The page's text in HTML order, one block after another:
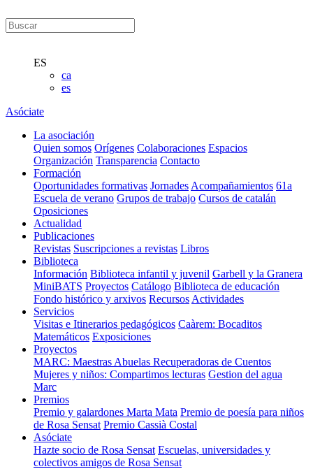
ES
ca
es
Asóciate
La asociación
Quien somos Orígenes Colaboraciones Espacios
Organización Transparencia Contacto
Formación
Oportunidades formativas Jornades Acompañamientos 61a
Escuela de verano Grupos de trabajo Cursos de catalán
Oposiciones
Actualidad
Publicaciones
Revistas Suscripciones a revistas Libros
Biblioteca
Información Biblioteca infantil y juvenil Garbell y la Granera
MiniBATS Proyectos Catálogo Biblioteca de educación
Fondo histórico y arxivos Recursos Actividades
Servicios
Visitas e Itinerarios pedagógicos Caàrem: Bocaditos
Matemáticos Exposiciones
Proyectos
MARC: Maestras Abuelas Recuperadoras de Cuentos
Mujeres y niños: Compartimos lecturas Gestion del agua
Marc
Premios
Premio y galardones Marta Mata Premio de poesía para niños
de Rosa Sensat Premio Cassià Costal
Asóciate
Hazte socio de Rosa Sensat Escuelas, universidades y
colectivos amigos de Rosa Sensat